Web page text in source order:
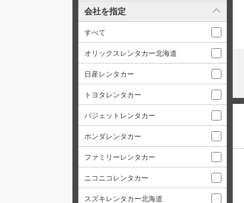
会社を指定
すべて
オリックスレンタカー北海道
日産レンタカー
トヨタレンタカー
バジェットレンタカー
ホンダレンタカー
ファミリーレンタカー
ニコニコレンタカー
スズキレンタカー北海道